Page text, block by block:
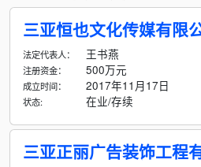
三亚恒也文化传媒有限
法定代表人： 王书燕
注册资金： 500万元
成立时间： 2017年11月17日
状态: 在业/存续
三亚正丽广告装饰工程